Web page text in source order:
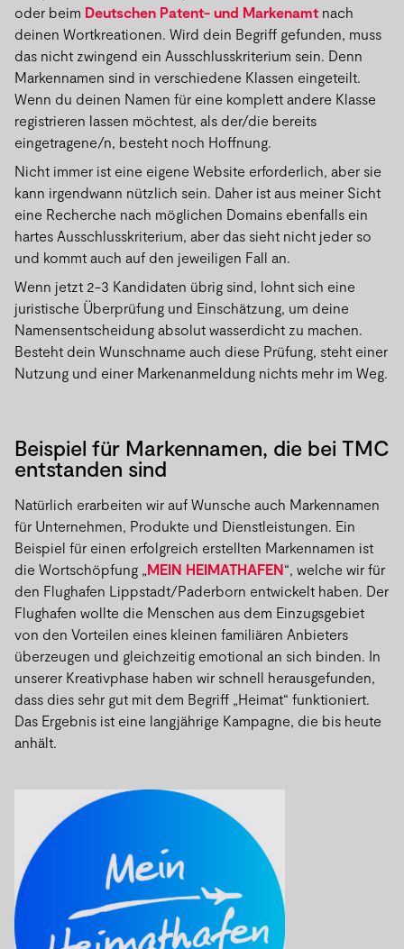
oder beim Deutschen Patent- und Markenamt nach
deinen Wortkreationen. Wird dein Begriff gefunden, muss
das nicht zwingend ein Ausschlusskriterium sein. Denn
Markennamen sind in verschiedene Klassen eingeteilt.
Wenn du deinen Namen für eine komplett andere Klasse
registrieren lassen möchtest, als der/die bereits
eingetragene/n, besteht noch Hoffnung.
Nicht immer ist eine eigene Website erforderlich, aber sie
kann irgendwann nützlich sein. Daher ist aus meiner Sicht
eine Recherche nach möglichen Domains ebenfalls ein
hartes Ausschlusskriterium, aber das sieht nicht jeder so
und kommt auch auf den jeweiligen Fall an.
Wenn jetzt 2-3 Kandidaten übrig sind, lohnt sich eine
juristische Überprüfung und Einschätzung, um deine
Namensentscheidung absolut wasserdicht zu machen.
Besteht dein Wunschname auch diese Prüfung, steht einer
Nutzung und einer Markenanmeldung nichts mehr im Weg.
Beispiel für Markennamen, die bei TMC
entstanden sind
Natürlich erarbeiten wir auf Wunsche auch Markennamen
für Unternehmen, Produkte und Dienstleistungen. Ein
Beispiel für einen erfolgreich erstellten Markennamen ist
die Wortschöpfung „MEIN HEIMATHAFEN“, welche wir für
den Flughafen Lippstadt/Paderborn entwickelt haben. Der
Flughafen wollte die Menschen aus dem Einzugsgebiet
von den Vorteilen eines kleinen familiären Anbieters
überzeugen und gleichzeitig emotional an sich binden. In
unserer Kreativphase haben wir schnell herausgefunden,
dass dies sehr gut mit dem Begriff „Heimat“ funktioniert.
Das Ergebnis ist eine langjährige Kampagne, die bis heute
anhält.